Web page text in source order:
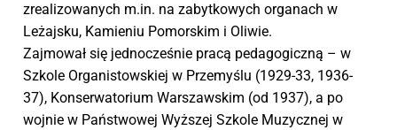
zrealizowanych m.in. na zabytkowych organach w
Leżajsku, Kamieniu Pomorskim i Oliwie.
Zajmował się jednocześnie pracą pedagogiczną – w
Szkole Organistowskiej w Przemyślu (1929-33, 1936-
37), Konserwatorium Warszawskim (od 1937), a po
wojnie w Państwowej Wyższej Szkole Muzycznej w